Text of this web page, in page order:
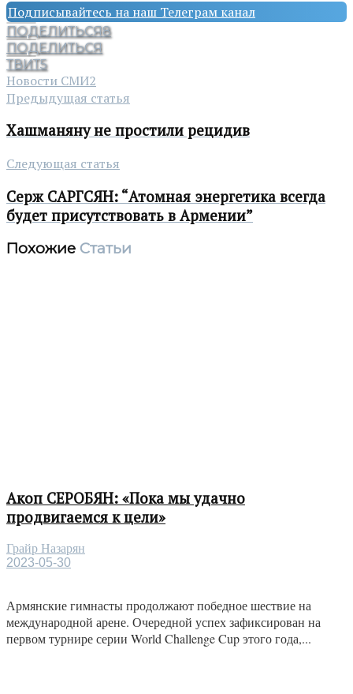
Подписывайтесь на наш Телеграм канал
ПОДЕЛИТЬСЯ8
ПОДЕЛИТЬСЯ
ТВИТ5
Новости СМИ2
Предыдущая статья
Хашманяну не простили рецидив
Следующая статья
Серж САРГСЯН: “Атомная энергетика всегда
будет присутствовать в Армении”
Похожие Статьи
Акоп СЕРОБЯН: «Пока мы удачно
продвигаемся к цели»
Грайр Назарян
2023-05-30
Армянские гимнасты продолжают победное шествие на
международной арене. Очередной успех зафиксирован на
первом турнире серии World Challenge Cup этого года,...